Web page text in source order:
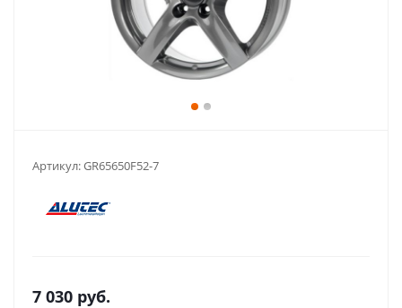
Артикул:GR65650F52-7
7 030 руб.